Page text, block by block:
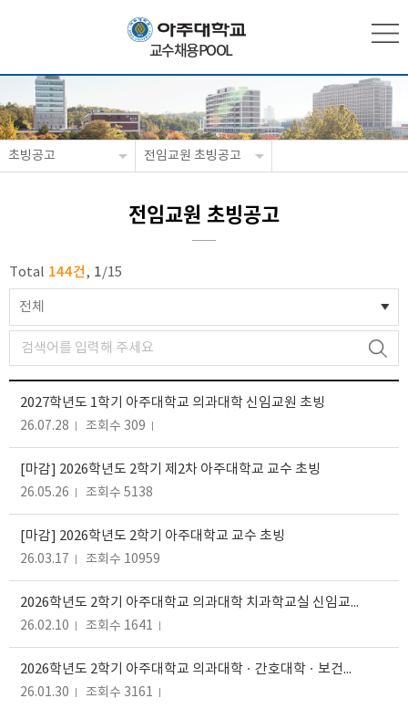
교수채용POOL
초빙공고 전임교원 초빙공고
전임교원 초빙공고
Total 144건, 1/15
전체
2027학년도 1학기 아주대학교 의과대학 신임교원 초빙
26.07.28 조회수 309
[마감] 2026학년도 2학기 제2차 아주대학교 교수 초빙
26.05.26 조회수 5138
[마감] 2026학년도 2학기 아주대학교 교수 초빙
26.03.17 조회수 10959
2026학년도 2학기 아주대학교 의과대학 치과학교실 신임교원 초빙
26.02.10 조회수 1641
2026학년도 2학기 아주대학교 의과대학ㆍ간호대학ㆍ보건대학원 신임교원 초빙
26.01.30 조회수 3161